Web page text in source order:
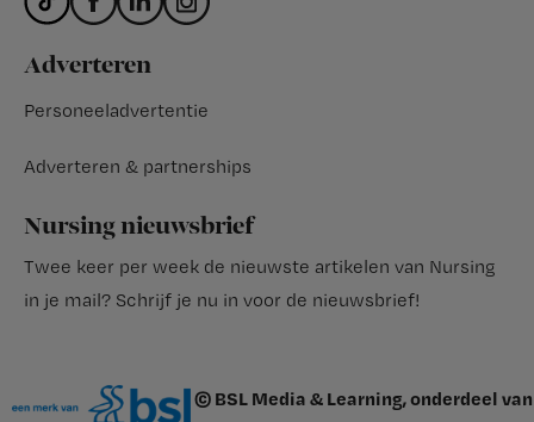
Adverteren
Personeeladvertentie
Adverteren & partnerships
Nursing nieuwsbrief
Twee keer per week de nieuwste artikelen van Nursing
in je mail? Schrijf je nu in voor de nieuwsbrief!
© BSL Media & Learning, onderdeel van